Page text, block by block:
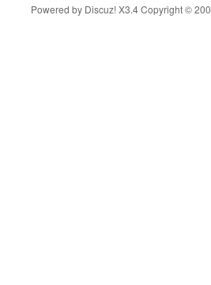
Powered by Discuz! X3.4 Copyright ©